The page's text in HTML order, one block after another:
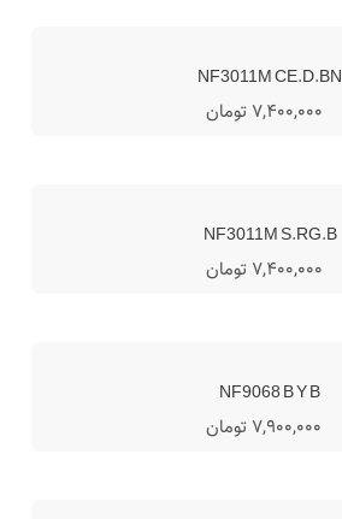
NF3011M CE.D.BN
7,400,000 تومان
NF3011M S.RG.B
7,400,000 تومان
NF9068 B Y B
7,900,000 تومان